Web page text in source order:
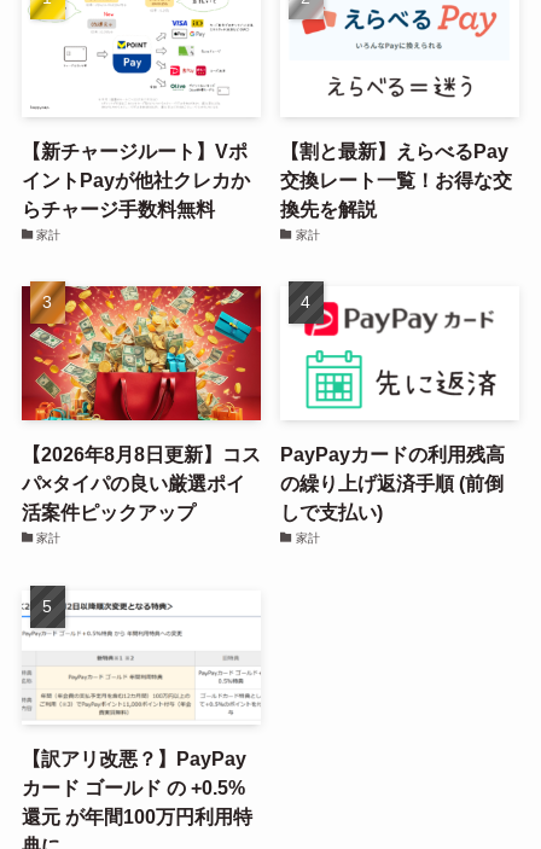
【新チャージルート】Vポ
イントPayが他社クレカか
らチャージ手数料無料
家計
【割と最新】えらべるPay
交換レート一覧！お得な交
換先を解説
家計
【2026年8月8日更新】コス
パ×タイパの良い厳選ポイ
活案件ピックアップ
家計
PayPayカードの利用残高
の繰り上げ返済手順 (前倒
しで支払い)
家計
【訳アリ改悪？】PayPay
カード ゴールド の +0.5%
還元 が年間100万円利用特